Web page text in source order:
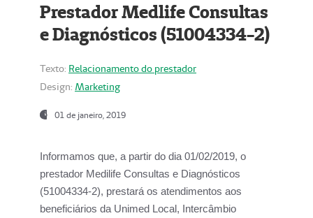
Prestador Medlife Consultas
e Diagnósticos (51004334-2)
Texto: Relacionamento do prestador
Design: Marketing
01 de janeiro, 2019
Informamos que, a partir do dia 01/02/2019, o
prestador Medilife Consultas e Diagnósticos
(51004334-2), prestará os atendimentos aos
beneficiários da Unimed Local, Intercâmbio